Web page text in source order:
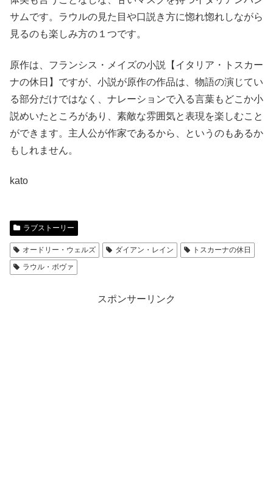
サムです。ラウルの見た目や口説き方に惚れ惚れしながら
見るのも楽しみ方の１つです。
原作は、フランシス・メイズの小説【イタリア・トスカー
ナの休日】ですが、小説が原作の作品は、物語の演じてい
る部分だけではなく、ナレーションで入る言葉もどこか小
説めいたところがあり、素敵な雰囲気と表現を楽しむこと
ができます。主人公が作家であるから、というのもあるか
もしれません。
kato
ラブストーリー
オードリー・ウェルズ ダイアン・レイン
トスカーナの休日
ラウル・ボヴァ
スポンサーリンク